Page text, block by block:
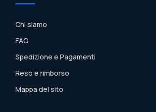
Chi siamo
FAQ
Spedizione e Pagamenti
Reso e rimborso
Mappa del sito